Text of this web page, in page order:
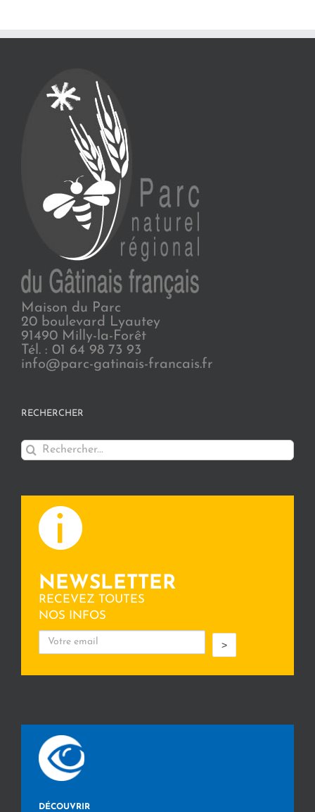
Maison du Parc
20 boulevard Lyautey
91490 Milly-la-Forêt
Tél. : 01 64 98 73 93
info@parc-gatinais-francais.fr
RECHERCHER
Rechercher:
NEWSLETTER
RECEVEZ TOUTES
NOS INFOS
>
DÉCOUVRIR